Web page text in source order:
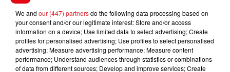
Dans le Nord (qui échappe au confinement partiel, à
l’exception du Dunkerquois et des Hauts-de-Flandre
déjà confinés le week-end) le port du masque est
également obligatoire en zone urbaine comme rurale,
et sur la plage.
We and our (447) partnersdo the following data processing based on
your consent and/or our legitimate interest: Store and/or access
information on a device; Use limited data to select advertising; Create
profiles for personalised advertising; Use profiles to select personalised
advertising; Measure advertising performance; Measure content
performance; Understand audiences through statistics or combinations
of data from different sources; Develop and improve services; Create